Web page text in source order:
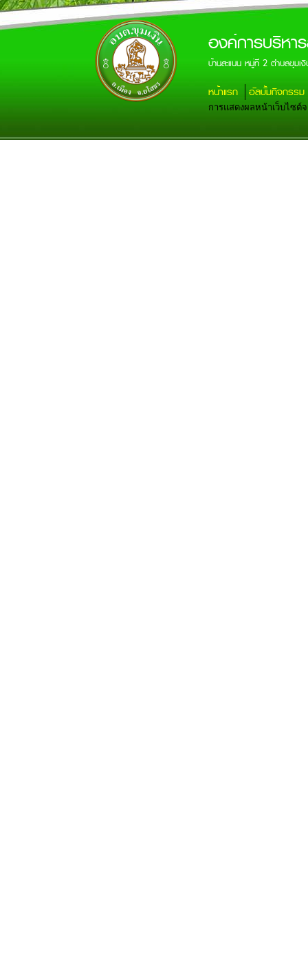
องค์การบริหา
บ้านสะแนน หมู่ที่ 2 ตำบลขุมเ
หน้าแรก อัลบั้มกิจกรรม
การแสดงผลหน้าเว็บไซต์